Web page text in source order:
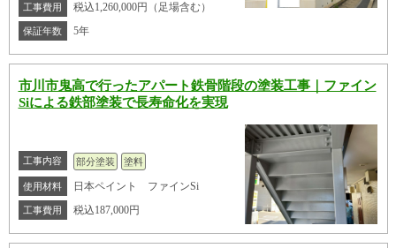
工事費用 税込1,260,000円（足場含む）
保証年数 5年
市川市鬼高で行ったアパート鉄骨階段の塗装工事｜ファイン
Siによる鉄部塗装で長寿命化を実現
工事内容 部分塗装 塗料
使用材料 日本ペイント ファインSi
工事費用 税込187,000円